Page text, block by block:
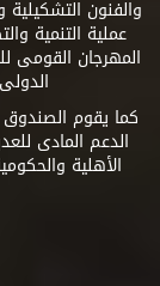
والفنون
عملية التنمية
المهرجان القومى
كما يقوم الصندوق
الدعم المادى
الأهلية